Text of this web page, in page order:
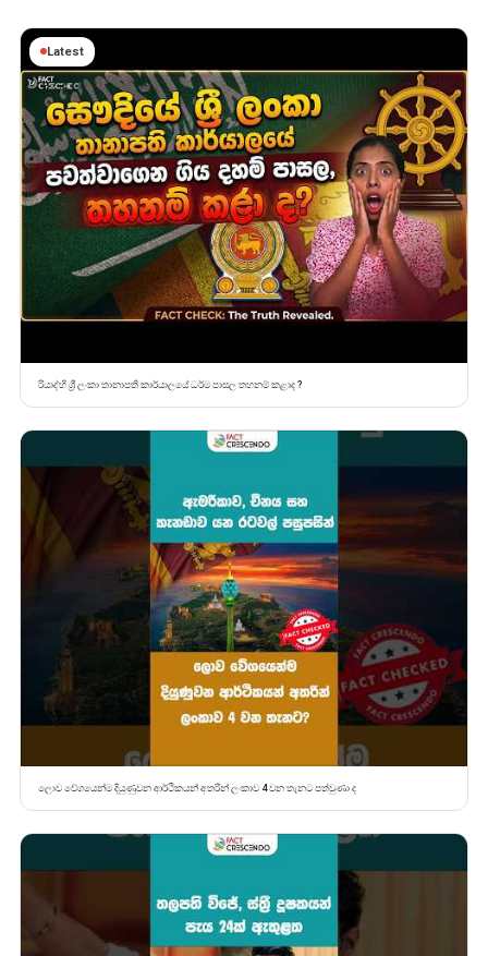
Latest
රියාද්හි ශ්‍රී ලංකා තානාපති කාර්යාලයේ ධර්ම පාසල තහනම් කළාද ?
ලොව වේගයෙන්ම දියුණුවන ආර්ථිකයන් අතරින් ලංකාව 4 වන තැනට පත්වුණා ද